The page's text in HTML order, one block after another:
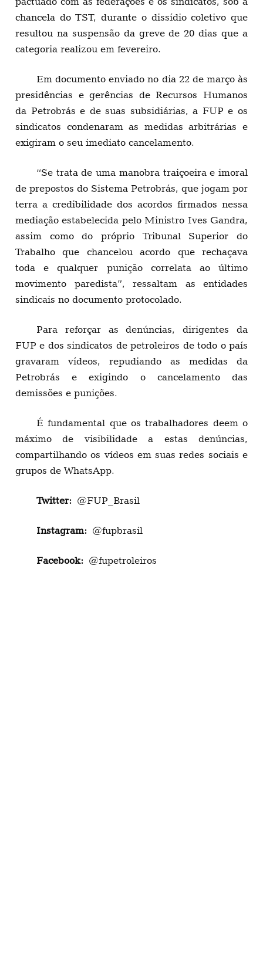
chancela do TST, durante o dissídio coletivo que
resultou na suspensão da greve de 20 dias que a
categoria realizou em fevereiro.
Em documento enviado no dia 22 de março às
presidências e gerências de Recursos Humanos
da Petrobrás e de suas subsidiárias, a FUP e os
sindicatos condenaram as medidas arbitrárias e
exigiram o seu imediato cancelamento.
“Se trata de uma manobra traiçoeira e imoral
de prepostos do Sistema Petrobrás, que jogam por
terra a credibilidade dos acordos firmados nessa
mediação estabelecida pelo Ministro Ives Gandra,
assim como do próprio Tribunal Superior do
Trabalho que chancelou acordo que rechaçava
toda e qualquer punição correlata ao último
movimento paredista”, ressaltam as entidades
sindicais no documento protocolado.
Para reforçar as denúncias, dirigentes da
FUP e dos sindicatos de petroleiros de todo o país
gravaram vídeos, repudiando as medidas da
Petrobrás e exigindo o cancelamento das
demissões e punições.
É fundamental que os trabalhadores deem o
máximo de visibilidade a estas denúncias,
compartilhando os vídeos em suas redes sociais e
grupos de WhatsApp.
Twitter: @FUP_Brasil
Instagram: @fupbrasil
Facebook: @fupetroleiros